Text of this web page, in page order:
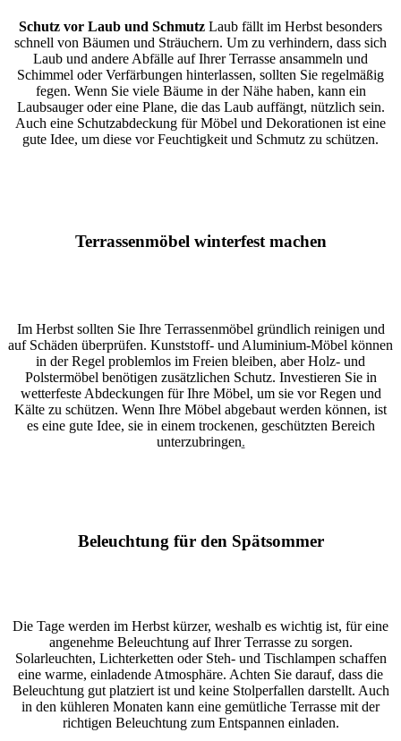
Schutz vor Laub und Schmutz Laub fällt im Herbst besonders
schnell von Bäumen und Sträuchern. Um zu verhindern, dass sich
Laub und andere Abfälle auf Ihrer Terrasse ansammeln und
Schimmel oder Verfärbungen hinterlassen, sollten Sie regelmäßig
fegen. Wenn Sie viele Bäume in der Nähe haben, kann ein
Laubsauger oder eine Plane, die das Laub auffängt, nützlich sein.
Auch eine Schutzabdeckung für Möbel und Dekorationen ist eine
gute Idee, um diese vor Feuchtigkeit und Schmutz zu schützen.
Terrassenmöbel winterfest machen
Im Herbst sollten Sie Ihre Terrassenmöbel gründlich reinigen und
auf Schäden überprüfen. Kunststoff- und Aluminium-Möbel können
in der Regel problemlos im Freien bleiben, aber Holz- und
Polstermöbel benötigen zusätzlichen Schutz. Investieren Sie in
wetterfeste Abdeckungen für Ihre Möbel, um sie vor Regen und
Kälte zu schützen. Wenn Ihre Möbel abgebaut werden können, ist
es eine gute Idee, sie in einem trockenen, geschützten Bereich
unterzubringen.
Beleuchtung für den Spätsommer
Die Tage werden im Herbst kürzer, weshalb es wichtig ist, für eine
angenehme Beleuchtung auf Ihrer Terrasse zu sorgen.
Solarleuchten, Lichterketten oder Steh- und Tischlampen schaffen
eine warme, einladende Atmosphäre. Achten Sie darauf, dass die
Beleuchtung gut platziert ist und keine Stolperfallen darstellt. Auch
in den kühleren Monaten kann eine gemütliche Terrasse mit der
richtigen Beleuchtung zum Entspannen einladen.